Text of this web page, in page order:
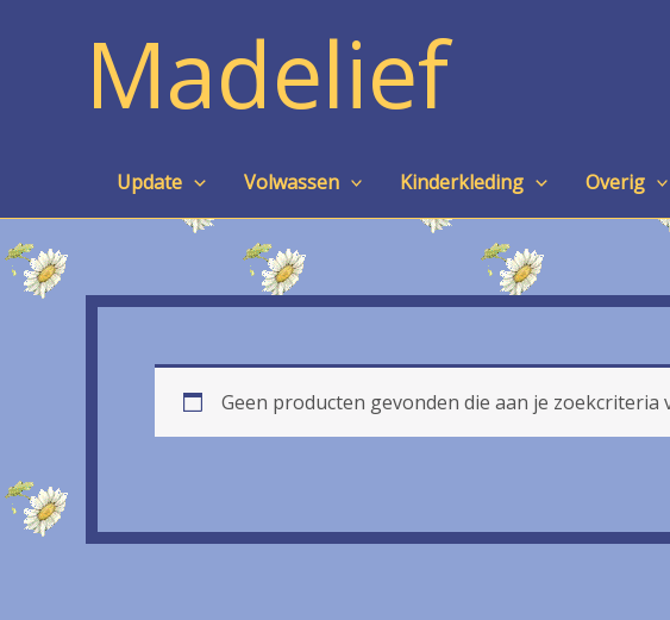
Madelief
Update Volwassen Kinderkleding Overig
Geen producten gevonden die aan je zoekcriteria